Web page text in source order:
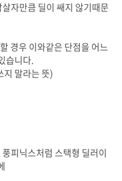
자만큼 딜이 쌔지 않기때문
경우 이와같은 단점을 어느
습니다.
지 말라는 뜻)
피닉스처럼 스택형 딜러이